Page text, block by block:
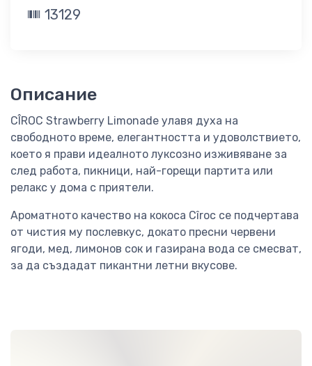
13129
Описание
CÎROC Strawberry Limonade улавя духа на
свободното време, елегантността и удоволствието,
което я прави идеалното луксозно изживяване за
след работа, пикници, най-горещи партита или
релакс у дома с приятели.
Ароматното качество на кокоса Cîroc се подчертава
от чистия му послевкус, докато пресни червени
ягоди, мед, лимонов сок и газирана вода се смесват,
за да създадат пикантни летни вкусове.